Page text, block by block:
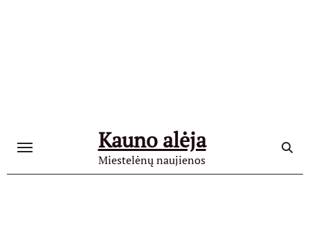
Kauno alėja
Miestelėnų naujienos